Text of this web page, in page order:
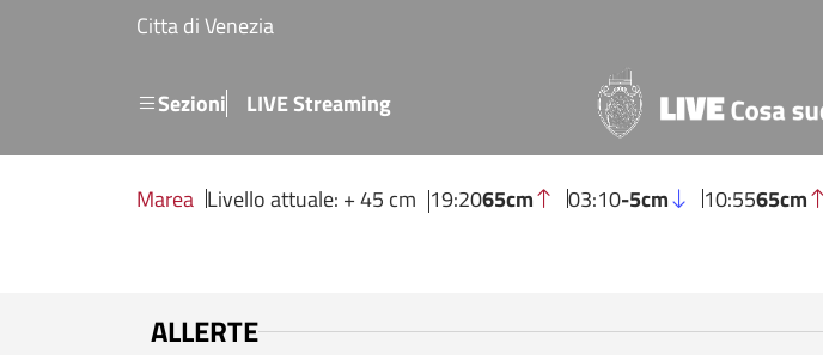
Salta al contenuto principale
Citta di Venezia
SezioniMenu secondario
LIVE Streaming
Marea Livello attuale: + 45 cm 19:2065cm 03:10-5cm 10:5565cm
ALLERTE